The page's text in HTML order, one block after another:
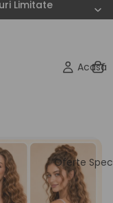
Limitate
Acasă
Oferte